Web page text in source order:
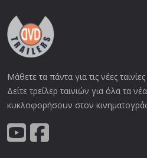
Μάθετε τα πάντα για τις νέες
Δείτε τρείλερ ταινιών για όλα τα
κυκλοφορήσουν στον